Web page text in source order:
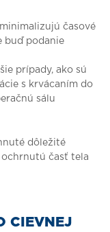
časové
buď podanie
prípady, ako sú
s krvácaním do
sálu
dôležité
časť tela
CIEVNEJ